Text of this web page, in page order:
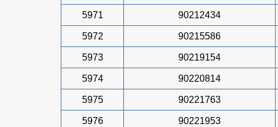
5971 90212434
5972 90215586
5973 90219154
5974 90220814
5975 90221763
5976 90221953